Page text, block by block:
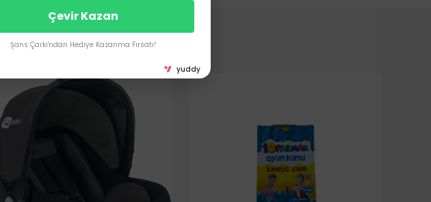
Çevir Kazan
Şans Çarkı'ndan Hediye Kazanma Fırsatı!
yuddy